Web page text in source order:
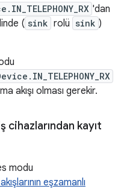
'dan
( sink rolü sink )
akışı olması gerekir.
kayıt
modu
eşzamanlı